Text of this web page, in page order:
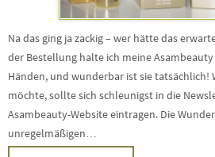
Na das ging ja zackig – wer hätte das
der Bestellung halte ich meine
Händen, und wunderbar ist sie tatsächlich!
möchte, sollte sich schleunigst in die
Asambeauty-Website eintragen. Die
unregelmäßigen…